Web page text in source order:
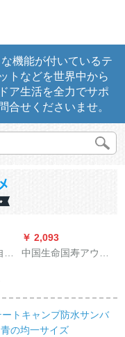
機能が付いているテ
トなどを世界中から
ア生活を全力でサポ
合せくださいませ。
動
布
￥ 2,093
中国生命国寿アウド
たみ畳テーブル広告
宣伝テーブル人寿1テ
ーブル+4アルミベン